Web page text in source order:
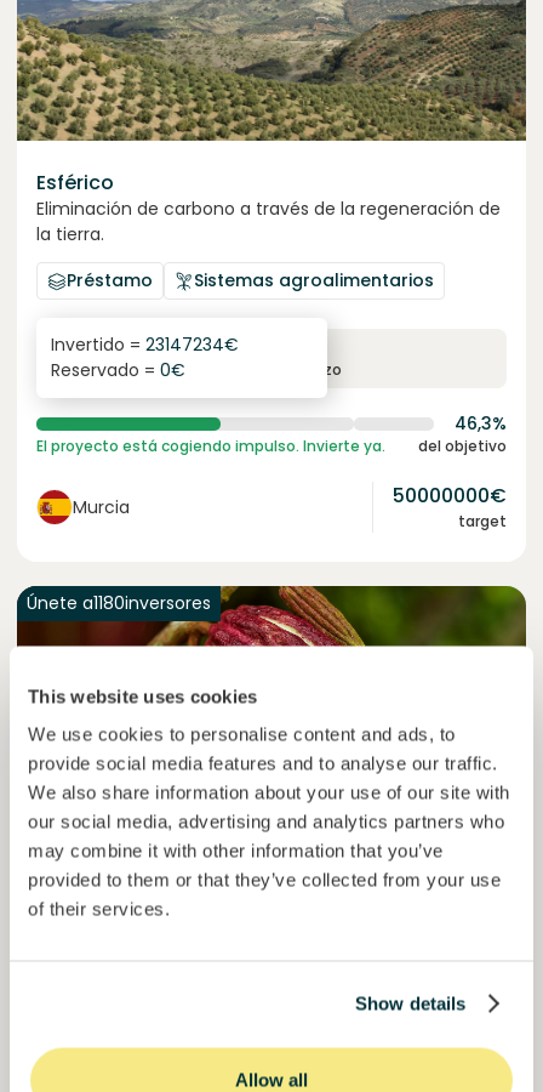
This website uses cookies
We use cookies to personalise content and ads, to
provide social media features and to analyse our traffic.
We also share information about your use of our site with
our social media, advertising and analytics partners who
may combine it with other information that you’ve
provided to them or that they’ve collected from your use
of their services.
Show details
Allow all
Esférico
Eliminación de carbono a través de la regeneración de
la tierra.
Préstamo
Sistemas agroalimentarios
6.3%
interés anual plazo
Invertido = 23147234€
Reservado = 0€
46,3%
El proyecto está cogiendo impulso. Invierte ya. del objetivo
Murcia 50000000€
target
Únete a1180inversores
Colcocoa II
Cacao certificado para comunidades resilientes.
interés anual
Reservado =